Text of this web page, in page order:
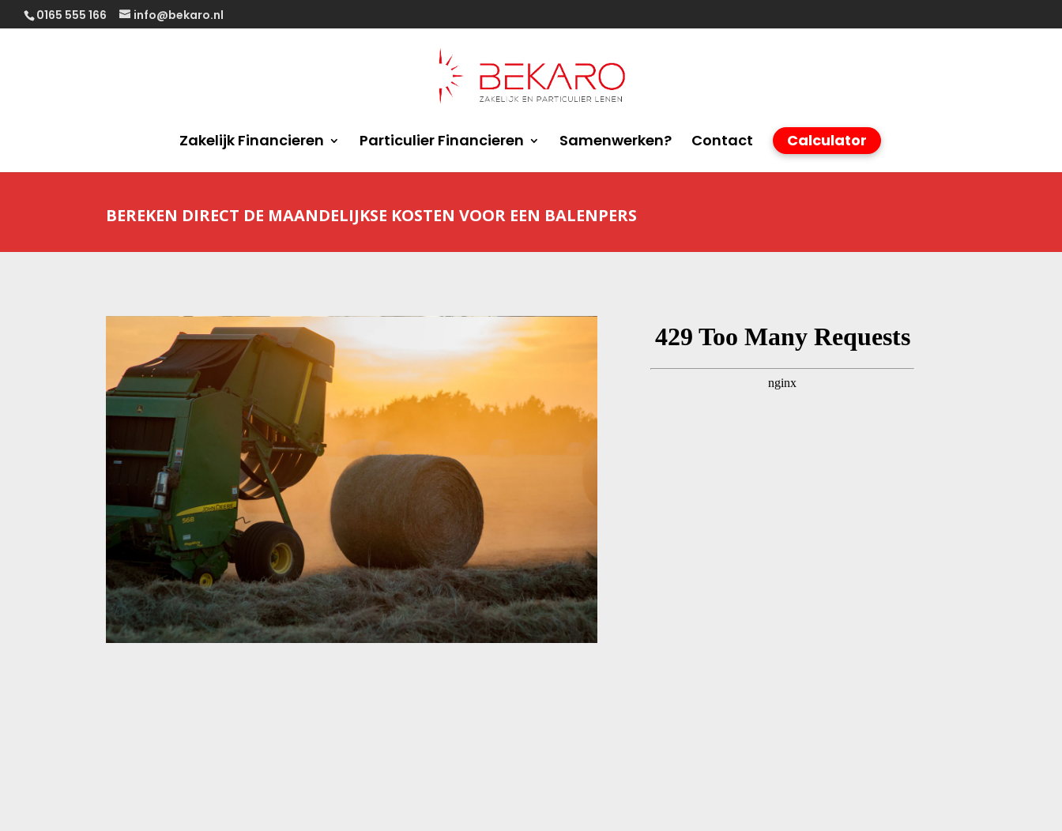
0165 555 166 info@bekaro.nl
Zakelijk Financieren Particulier Financieren Samenwerken? Contact Calculator
BEREKEN DIRECT DE MAANDELIJKSE KOSTEN VOOR EEN BALENPERS